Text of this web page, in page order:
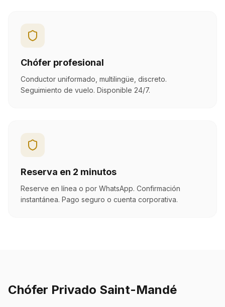
Chófer profesional
Conductor uniformado, multilingüe, discreto.
Seguimiento de vuelo. Disponible 24/7.
Reserva en 2 minutos
Reserve en línea o por WhatsApp. Confirmación
instantánea. Pago seguro o cuenta corporativa.
Chófer Privado Saint-Mandé